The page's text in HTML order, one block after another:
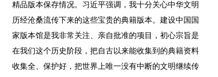
精品版本保存情况。习近平强调，我十分关心中华文明
历经沧桑流传下来的这些宝贵的典籍版本。建设中国国
家版本馆是我非常关注、亲自批准的项目，初心宗旨是
在我们这个历史阶段，把自古以来能收集到的典籍资料
收集全、保护好，把世界上唯一没有中断的文明继续传